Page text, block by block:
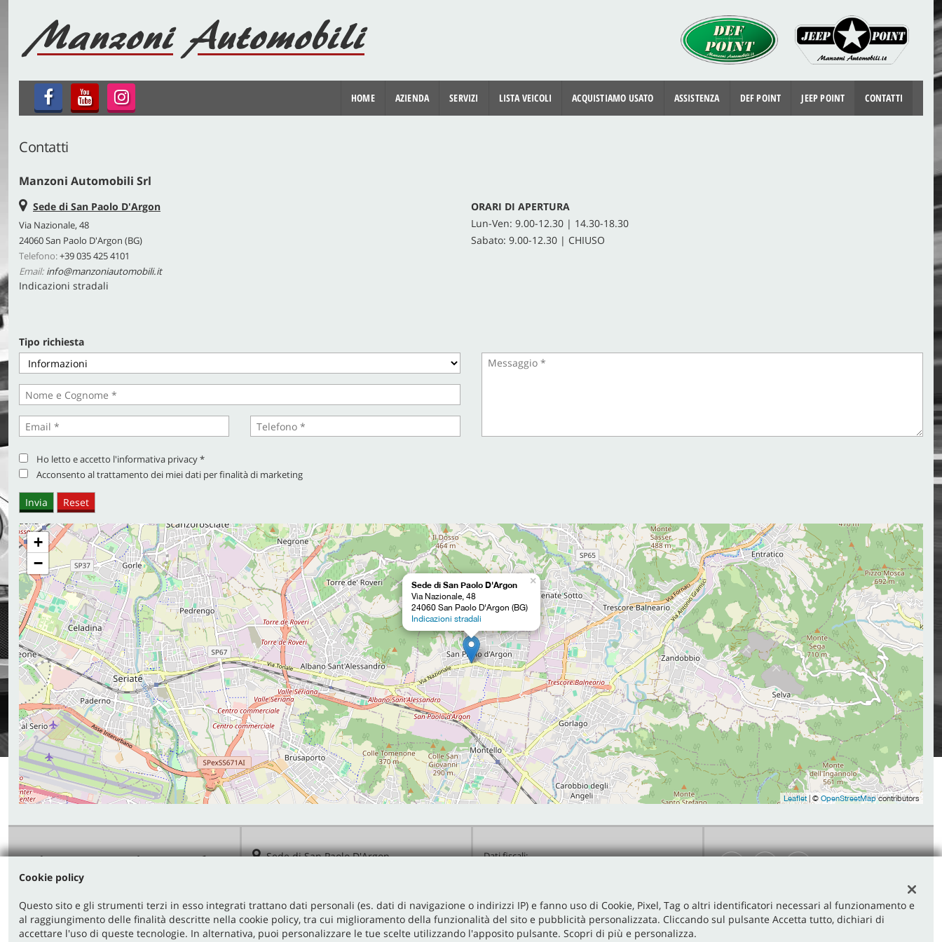
AZIENDA
LISTA VEICOLI
ACQUISTIAMO USATO
ASSISTENZA
DEF POINT
CONTATTI
HOME AZIENDA SERVIZI LISTA VEICOLI ACQUISTIAMO USATO ASSISTENZA DEF POINT JEEP POINT CONTATTI
Contatti
Manzoni Automobili Srl
Sede di San Paolo D'Argon
Via Nazionale, 48
24060 San Paolo D'Argon (BG)
Telefono:+39 035 425 4101
Email: info@manzoniautomobili.it
Indicazioni stradali
ORARI DI APERTURA
Lun-Ven: 9.00-12.30 | 14.30-18.30
Sabato: 9.00-12.30 | CHIUSO
Tipo richiesta
Ho letto e accetto l'informativa privacy*
Acconsento al trattamento dei miei dati per finalità di marketing
Sede di San Paolo D'Argon
Via Nazionale, 48
24060 San Paolo D'Argon (BG)
Indicazioni stradali
×
+
−
Leaflet| © OpenStreetMapcontributors
Sede di San Paolo D'Argon
Telefono:
+39 035 425 4101
Email:
info@manzoniautomobili.it
Indicazioni stradali
Dati fiscali:
P.IVA:02641590167
Registro delle imprese:BG
N°02641590167
Cookie policy
Questo sito e gli strumenti terzi in esso integrati trattano dati personali (es. dati di navigazione o indirizzi IP) e fanno uso di Cookie, Pixel, Tag o altri identificatori necessari al funzionamento e
al raggiungimento delle finalità descritte nella cookie policy, tra cui miglioramento della funzionalità del sito e pubblicità personalizzata. Cliccando sul pulsante Accetta tutto, dichiari di
accettare l'uso di queste tecnologie. In alternativa, puoi personalizzare le tue scelte utilizzando l'apposito pulsante. Scopri di più e personalizza.